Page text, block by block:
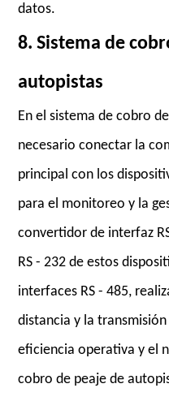
datos.
8. Sistema de
autopistas
En el sistema de cobro
necesario conectar la
principal con los
para el monitoreo y la
convertidor de interfaz
RS - 232 de estos
interfaces RS - 485,
distancia y la
eficiencia operativa y el
cobro de peaje de